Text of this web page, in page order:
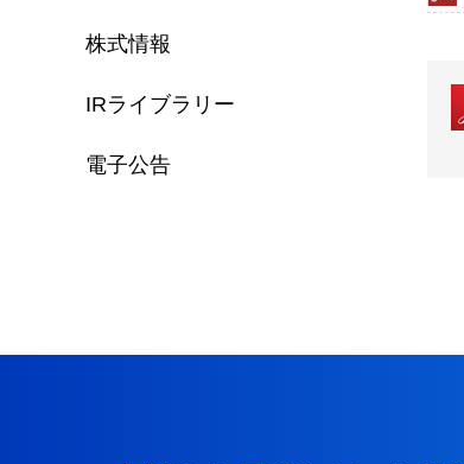
株式情報
IRライブラリー
電子公告